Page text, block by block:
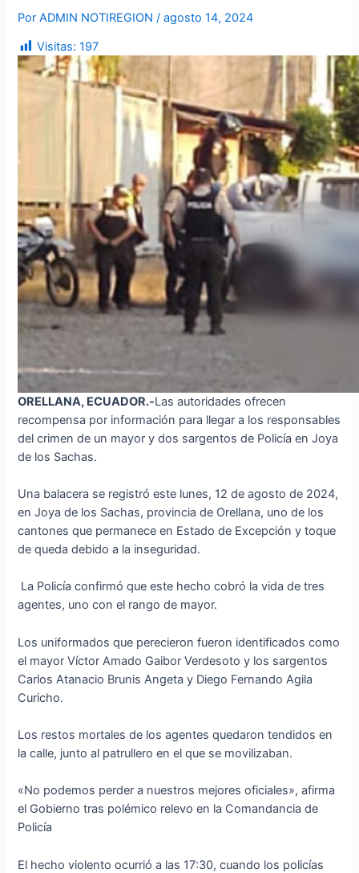
PorADMIN NOTIREGION/agosto 14, 2024
Visitas: 197
ORELLANA, ECUADOR.-Las autoridades ofrecen
recompensa por información para llegar a los responsables
del crimen de un mayor y dos sargentos de Policía en Joya
de los Sachas.
Una balacera se registró este lunes, 12 de agosto de 2024,
en Joya de los Sachas, provincia de Orellana, uno de los
cantones que permanece en Estado de Excepción y toque
de queda debido a la inseguridad.
La Policía confirmó que este hecho cobró la vida de tres
agentes, uno con el rango de mayor.
Los uniformados que perecieron fueron identificados como
el mayor Víctor Amado Gaibor Verdesoto y los sargentos
Carlos Atanacio Brunis Angeta y Diego Fernando Agila
Curicho.
Los restos mortales de los agentes quedaron tendidos en
la calle, junto al patrullero en el que se movilizaban.
«No podemos perder a nuestros mejores oficiales», afirma
el Gobierno tras polémico relevo en la Comandancia de
Policía
El hecho violento ocurrió a las 17:30, cuando los policías